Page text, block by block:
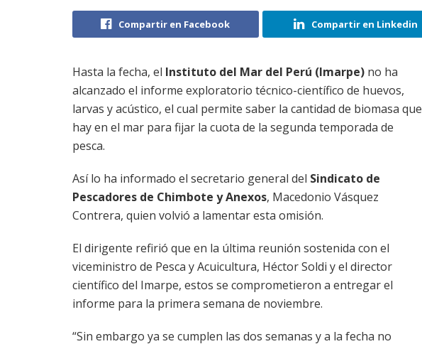
Compartir en Facebook Compartir en Linkedin
Hasta la fecha, el Instituto del Mar del Perú (Imarpe) no ha
alcanzado el informe exploratorio técnico-científico de huevos,
larvas y acústico, el cual permite saber la cantidad de biomasa que
hay en el mar para fijar la cuota de la segunda temporada de
pesca.
Así lo ha informado el secretario general del Sindicato de
Pescadores de Chimbote y Anexos, Macedonio Vásquez
Contrera, quien volvió a lamentar esta omisión.
El dirigente refirió que en la última reunión sostenida con el
viceministro de Pesca y Acuicultura, Héctor Soldi y el director
científico del Imarpe, estos se comprometieron a entregar el
informe para la primera semana de noviembre.
“Sin embargo ya se cumplen las dos semanas y a la fecha no